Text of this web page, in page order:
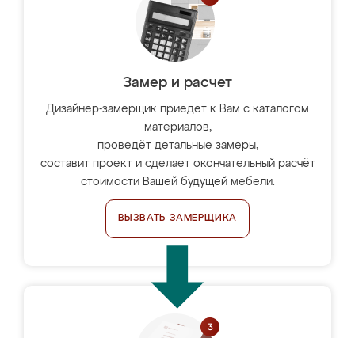
Замер и расчет
Дизайнер-замерщик приедет к Вам с каталогом
материалов,
проведёт детальные замеры,
составит проект и сделает окончательный расчёт
стоимости Вашей будущей мебели.
ВЫЗВАТЬ ЗАМЕРЩИКА